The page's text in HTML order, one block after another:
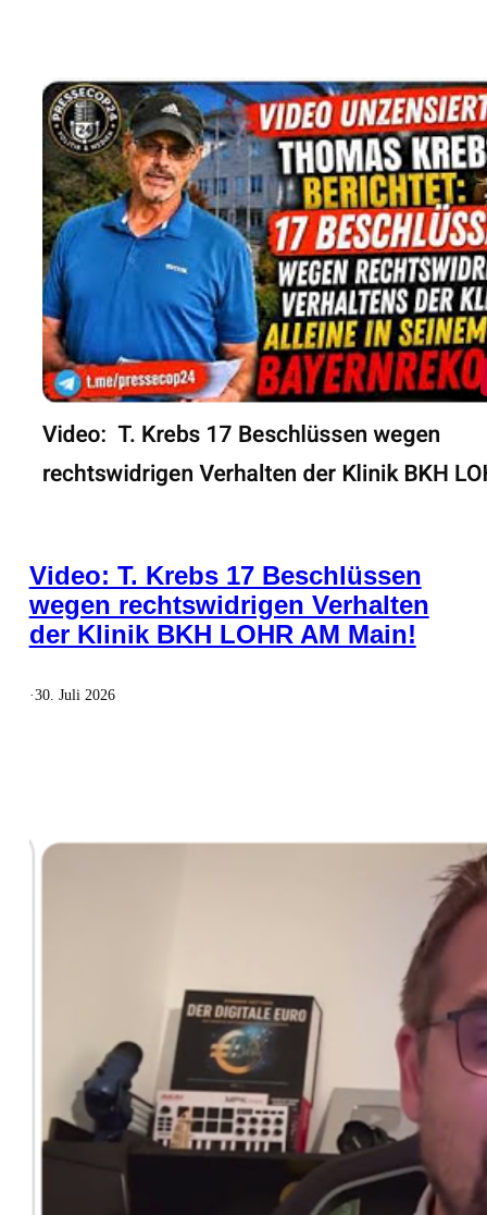
Video: T. Krebs 17 Beschlüssen
wegen rechtswidrigen Verhalten
der Klinik BKH LOHR AM Main!
·30. Juli 2026